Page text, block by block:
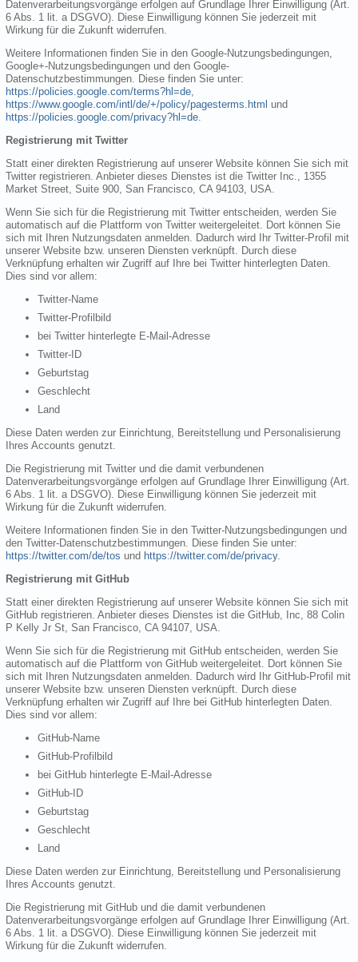
Datenverarbeitungsvorgänge erfolgen auf Grundlage Ihrer Einwilligung (Art.
6 Abs. 1 lit. a DSGVO). Diese Einwilligung können Sie jederzeit mit
Wirkung für die Zukunft widerrufen.
Weitere Informationen finden Sie in den Google-Nutzungsbedingungen,
Google+-Nutzungsbedingungen und den Google-
Datenschutzbestimmungen. Diese finden Sie unter:
https://policies.google.com/terms?hl=de,
https://www.google.com/intl/de/+/policy/pagesterms.html und
https://policies.google.com/privacy?hl=de.
Registrierung mit Twitter
Statt einer direkten Registrierung auf unserer Website können Sie sich mit
Twitter registrieren. Anbieter dieses Dienstes ist die Twitter Inc., 1355
Market Street, Suite 900, San Francisco, CA 94103, USA.
Wenn Sie sich für die Registrierung mit Twitter entscheiden, werden Sie
automatisch auf die Plattform von Twitter weitergeleitet. Dort können Sie
sich mit Ihren Nutzungsdaten anmelden. Dadurch wird Ihr Twitter-Profil mit
unserer Website bzw. unseren Diensten verknüpft. Durch diese
Verknüpfung erhalten wir Zugriff auf Ihre bei Twitter hinterlegten Daten.
Dies sind vor allem:
Twitter-Name
Twitter-Profilbild
bei Twitter hinterlegte E-Mail-Adresse
Twitter-ID
Geburtstag
Geschlecht
Land
Diese Daten werden zur Einrichtung, Bereitstellung und Personalisierung
Ihres Accounts genutzt.
Die Registrierung mit Twitter und die damit verbundenen
Datenverarbeitungsvorgänge erfolgen auf Grundlage Ihrer Einwilligung (Art.
6 Abs. 1 lit. a DSGVO). Diese Einwilligung können Sie jederzeit mit
Wirkung für die Zukunft widerrufen.
Weitere Informationen finden Sie in den Twitter-Nutzungsbedingungen und
den Twitter-Datenschutzbestimmungen. Diese finden Sie unter:
https://twitter.com/de/tos und https://twitter.com/de/privacy.
Registrierung mit GitHub
Statt einer direkten Registrierung auf unserer Website können Sie sich mit
GitHub registrieren. Anbieter dieses Dienstes ist die GitHub, Inc, 88 Colin
P Kelly Jr St, San Francisco, CA 94107, USA.
Wenn Sie sich für die Registrierung mit GitHub entscheiden, werden Sie
automatisch auf die Plattform von GitHub weitergeleitet. Dort können Sie
sich mit Ihren Nutzungsdaten anmelden. Dadurch wird Ihr GitHub-Profil mit
unserer Website bzw. unseren Diensten verknüpft. Durch diese
Verknüpfung erhalten wir Zugriff auf Ihre bei GitHub hinterlegten Daten.
Dies sind vor allem:
GitHub-Name
GitHub-Profilbild
bei GitHub hinterlegte E-Mail-Adresse
GitHub-ID
Geburtstag
Geschlecht
Land
Diese Daten werden zur Einrichtung, Bereitstellung und Personalisierung
Ihres Accounts genutzt.
Die Registrierung mit GitHub und die damit verbundenen
Datenverarbeitungsvorgänge erfolgen auf Grundlage Ihrer Einwilligung (Art.
6 Abs. 1 lit. a DSGVO). Diese Einwilligung können Sie jederzeit mit
Wirkung für die Zukunft widerrufen.